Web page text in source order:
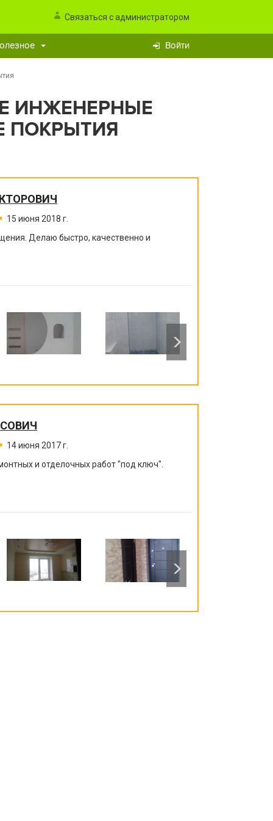
Связаться с администратором
Войти
ИНЖЕНЕРНЫЕ
ПОКРЫТИЯ
15 июня 2018 г.
Делаю быстро, качественно и
14 июня 2017 г.
и отделочных работ "под ключ".